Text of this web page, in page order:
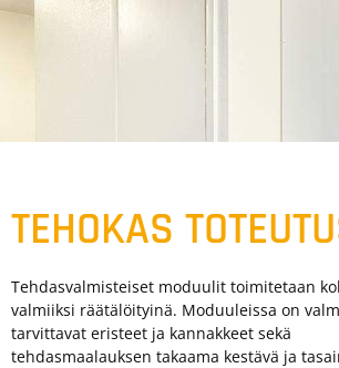
TEHOKAS
Tehdasvalmisteiset moduulit toimitetaan
valmiiksi räätälöityinä. Moduuleissa on
tarvittavat eristeet ja kannakkeet sekä
tehdasmaalauksen takaama kestävä ja